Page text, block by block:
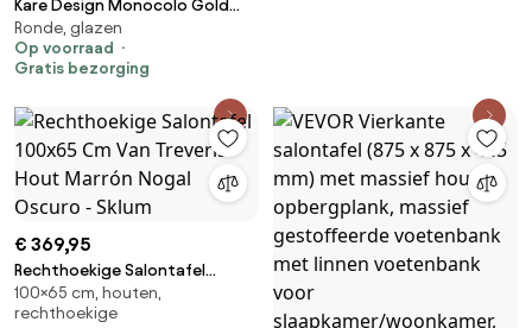
Kare Design Monocolo Gold
Gouden Salontafel Rond - 90 X
90cm.
Ronde, glazen
Op voorraad
Gratis bezorging
€ 369,95
Rechthoekige Salontafel
100x65 Cm Van Treveris Hout
Marrón Nogal Oscuro - Sklum
100×65 cm, houten,
rechthoekige